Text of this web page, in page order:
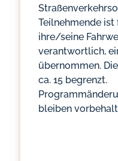
Teilnehmende
ihre/seine
verantwortlich,
übernommen.
ca. 15 begrenzt.
bleiben